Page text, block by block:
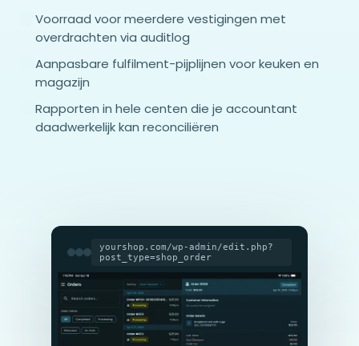
Voorraad voor meerdere vestigingen met
overdrachten via auditlog
Aanpasbare fulfilment-pijplijnen voor keuken en
magazijn
Rapporten in hele centen die je accountant
daadwerkelijk kan reconciliëren
yourshop.com/wp-admin/edit.php?
post_type=shop_order